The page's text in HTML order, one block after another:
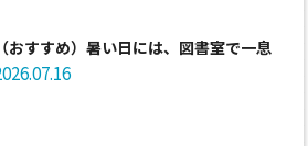
（おすすめ）暑い日には、図書室で一息